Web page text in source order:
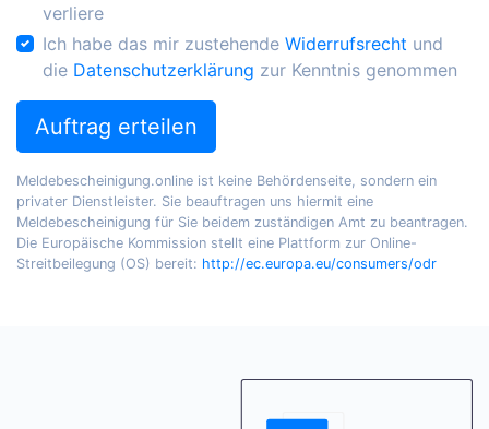
verliere
Ich habe das mir zustehende Widerrufsrecht und
die Datenschutzerklärung zur Kenntnis genommen
Auftrag erteilen
Meldebescheinigung.online ist keine Behördenseite, sondern ein
privater Dienstleister. Sie beauftragen uns hiermit eine
Meldebescheinigung für Sie beidem zuständigen Amt zu beantragen.
Die Europäische Kommission stellt eine Plattform zur Online-
Streitbeilegung (OS) bereit: http://ec.europa.eu/consumers/odr